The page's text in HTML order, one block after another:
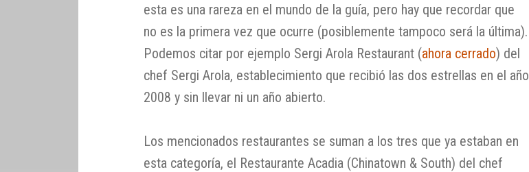
esta es una rareza en el mundo de la guía, pero hay que recordar que
no es la primera vez que ocurre (posiblemente tampoco será la última).
Podemos citar por ejemplo Sergi Arola Restaurant (ahora cerrado) del
chef Sergi Arola, establecimiento que recibió las dos estrellas en el año
2008 y sin llevar ni un año abierto.
Los mencionados restaurantes se suman a los tres que ya estaban en
esta categoría, el Restaurante Acadia (Chinatown & South) del chef